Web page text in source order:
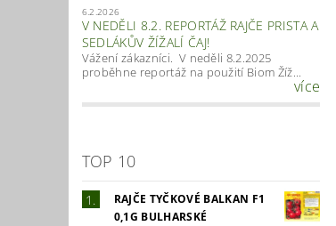
6.2.2026
V NEDĚLI 8.2. REPORTÁŽ RAJČE PRISTA A
SEDLÁKŮV ŽÍŽALÍ ČAJ!
Vážení zákazníci. V neděli 8.2.2025
proběhne reportáž na použití Biom Žíž...
více
TOP 10
RAJČE TYČKOVÉ BALKAN F1
0,1G BULHARSKÉ